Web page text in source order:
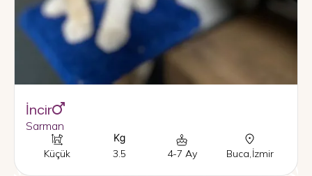
İncir
Sarman
Küçük 3.5 4-7 Ay Buca,İzmir